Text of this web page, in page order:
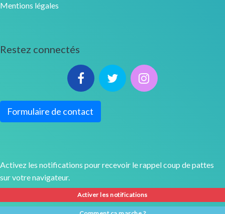
Mentions légales
Restez connectés
Formulaire de contact
Activez les notifications pour recevoir le rappel coup de pattes
sur votre navigateur.
Activer les notifications